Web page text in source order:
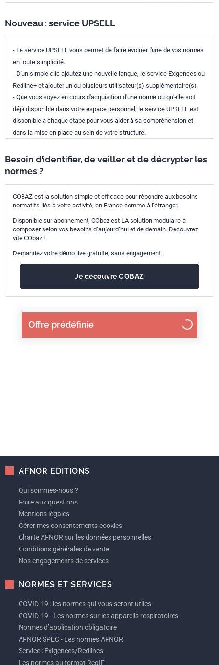
Offre prédéfinie
Nouveau : service UPSELL
- Le service UPSELL vous permet de faire évoluer l'une de vos normes
en toute simplicité.
- D'un simple clic ajoutez une nouvelle langue, le service Exigences ou
Redline+ et ajouter un ou plusieurs utilisateur(s) supplémentaire(s).
- Que vous soyez en cours d'acquisition d'une norme ou qu'elle soit
déjà disponible dans votre espace personnel, le service UPSELL est
disponible à chaque étape pour vous aider à sa compréhension et
dans la mise en place au sein de votre structure.
Besoin d’identifier, de veiller et de décrypter les
normes ?
COBAZ est la solution simple et efficace pour répondre aux besoins
normatifs liés à votre activité, en France comme à l’étranger.
Disponible sur abonnement, CObaz est LA solution modulaire à
composer selon vos besoins d’aujourd’hui et de demain. Découvrez
vite CObaz !
Demandez votre démo live gratuite, sans engagement
Je découvre COBAZ
AFNOR EDITIONS
Qui sommes-nous ?
Foire aux questions
Mentions légales
Gérer mes consentements cookies
Charte AFNOR sur les données personnelles
Conditions générales de vente
Nos engagements de services
NORMES ET SERVICES
COVID-19 : les normes qui vous seront utiles
COVID-19 - Les normes sur les appareils respiratoires
Normes d’application obligatoire
AFNOR SPEC - Les normes AFNOR
Service : Exigences/Redlines
Les normes au format ReqIF